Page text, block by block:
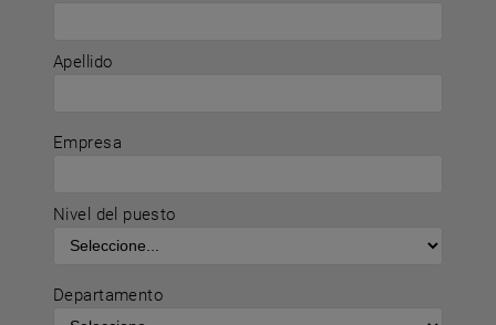
Apellido
Empresa
Nivel del puesto
Departamento